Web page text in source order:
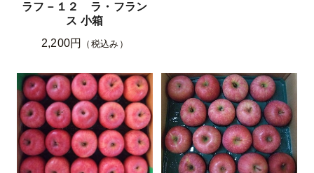
ラフ－１２ ラ・フラン
ス 小箱
2,200円
（税込み）